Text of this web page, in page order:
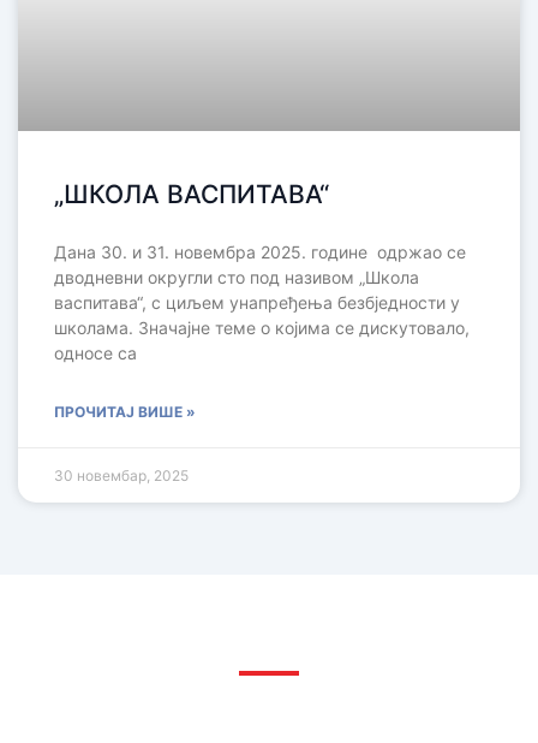
„ШКОЛА ВАСПИТАВА“
Дана 30. и 31. новембра 2025. године одржао се
дводневни округли сто под називом „Школа
васпитава“, с циљем унапређења безбједности у
школама. Значајне теме о којима се дискутовало,
односе са
ПРОЧИТАЈ ВИШЕ »
30 новембар, 2025